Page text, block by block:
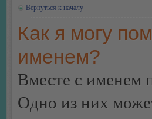
Вернуться к началу
Как я могу
именем?
Вместе с именем
Одно из них